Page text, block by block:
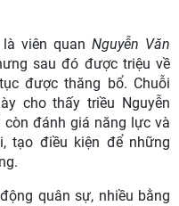
viên quan Nguyễn Văn
sau đó được triệu về
được thăng bổ. Chuỗi
cho thấy triều Nguyễn
đánh giá năng lực và
tạo điều kiện để những
quân sự, nhiều bằng